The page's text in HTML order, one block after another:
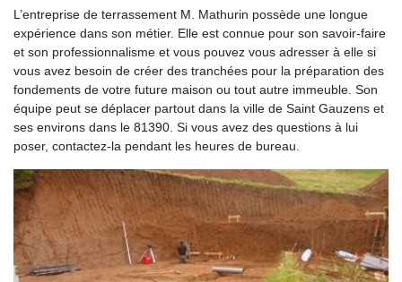
L’entreprise de terrassement M. Mathurin possède une longue
expérience dans son métier. Elle est connue pour son savoir-faire
et son professionnalisme et vous pouvez vous adresser à elle si
vous avez besoin de créer des tranchées pour la préparation des
fondements de votre future maison ou tout autre immeuble. Son
équipe peut se déplacer partout dans la ville de Saint Gauzens et
ses environs dans le 81390. Si vous avez des questions à lui
poser, contactez-la pendant les heures de bureau.